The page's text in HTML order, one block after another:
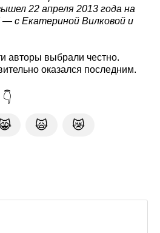
22 апреля 2013 года на
с Екатериной Вилковой и
авторы выбрали честно.
оказался последним.
🙀 😿